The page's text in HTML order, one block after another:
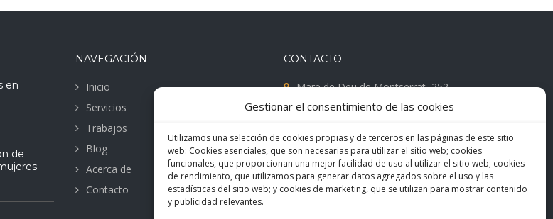
Gestionar el consentimiento de las cookies
Utilizamos una selección de cookies propias y de terceros en las páginas de este sitio
web: Cookies esenciales, que son necesarias para utilizar el sitio web; cookies
funcionales, que proporcionan una mejor facilidad de uso al utilizar el sitio web; cookies
de rendimiento, que utilizamos para generar datos agregados sobre el uso y las
estadísticas del sitio web; y cookies de marketing, que se utilizan para mostrar contenido
y publicidad relevantes.
en
de
NAVEGACIÓN
Inicio
Servicios
Trabajos
Blog
Acerca de
Contacto
CONTACTO
Mare de Deu de Montserrat, 252
08041 Barcelona
M. 685 488 135 | 674 346 450
F. 932 198 019
info@vertifachadas.com